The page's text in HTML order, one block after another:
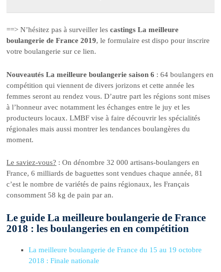
==> N’hésitez pas à surveiller lescastings La meilleure
boulangerie de France 2019, le formulaire est dispo pour inscrire
votre boulangerie surce lien.
Nouveautés La meilleure boulangerie saison 6 : 64 boulangers en
compétition qui viennent de divers jorizons et cette année les
femmes seront au rendez vous. D’autre part les régions sont mises
à l’honneur avec notamment les échanges entre le juy et les
producteurs locaux. LMBF vise à faire découvrir les spécialités
régionales mais aussi montrer les tendances boulangères du
moment.
Le saviez-vous? : On dénombre 32 000 artisans-boulangers en
France, 6 milliards de baguettes sont vendues chaque année, 81
c’est le nombre de variétés de pains régionaux, les Français
consomment 58 kg de pain par an.
Le guide La meilleure boulangerie de France
2018 : les boulangeries en en compétition
La meilleure boulangerie de France du 15 au 19 octobre
2018 : Finale nationale